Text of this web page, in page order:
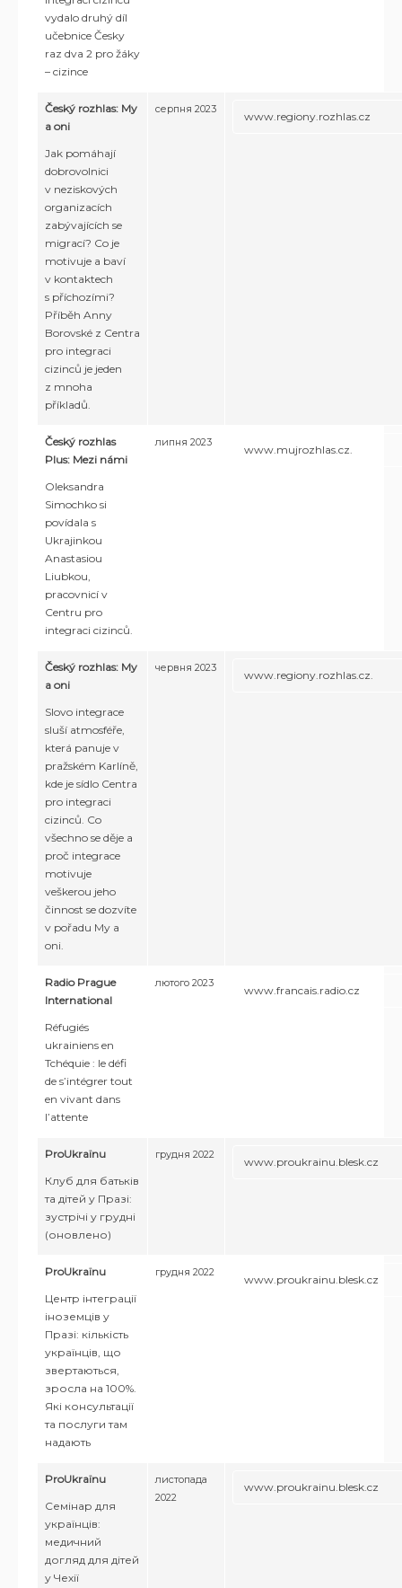
vydalo druhý díl
učebnice Česky
raz dva 2 pro žáky
– cizince
Český rozhlas: My
a oni
Jak pomáhají
dobrovolnici
v neziskových
organizacích
zabývajících se
migrací? Co je
motivuje a baví
v kontaktech
s příchozími?
Příběh Anny
Borovské z Centra
pro integraci
cizinců je jeden
z mnoha
příkladů.
серпня 2023
www.regiony.rozhlas.cz
Český rozhlas
Plus: Mezi námi
Oleksandra
Simochko si
povídala s
Ukrajinkou
Anastasiou
Liubkou,
pracovnicí v
Centru pro
integraci cizinců.
липня 2023
www.mujrozhlas.cz.
Český rozhlas: My
a oni
Slovo integrace
sluší atmosféře,
která panuje v
pražském Karlíně,
kde je sídlo Centra
pro integraci
cizinců. Co
všechno se děje a
proč integrace
motivuje
veškerou jeho
činnost se dozvíte
v pořadu My a
oni.
червня 2023
www.regiony.rozhlas.cz.
Radio Prague
International
Réfugiés
ukrainiens en
Tchéquie : le défi
de s’intégrer tout
en vivant dans
l’attente
лютого 2023
www.francais.radio.cz
ProUkraїnu
Клуб для батьків
та дітей у Празі:
зустрічі у грудні
(оновлено)
грудня 2022
www.proukrainu.blesk.cz
ProUkraїnu
Центр інтеграції
іноземців у
Празі: кількість
українців, що
звертаються,
зросла на 100%.
Які консультації
та послуги там
надають
грудня 2022
www.proukrainu.blesk.cz
ProUkraїnu
Семінар для
українців:
медичний
догляд для дітей
у Чехії
листопада
2022
www.proukrainu.blesk.cz